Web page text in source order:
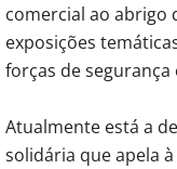
comercial ao abrigo
exposições
forças de
Atualmente está a
solidária que apela